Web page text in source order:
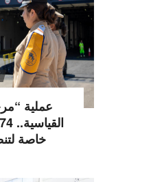
عملية
خاصة